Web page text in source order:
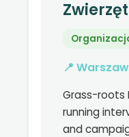
📍
Grass-roots
running
and